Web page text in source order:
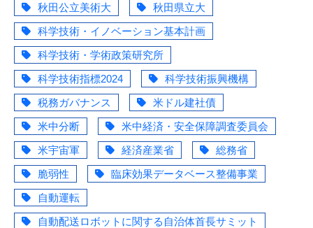
秋田公立美術大
秋田県立大
科学技術・イノベーション基本計画
科学技術・学術政策研究所
科学技術指標2024
科学技術振興機構
税務ガバナンス
米ドル建社債
米中分断
米中経済・安全保障調査委員会
米宇宙軍
経済産業省
総務省
脆弱性
臨床効果データベース整備事業
自動運転
自動配送ロボットに関する自治体首長サミット